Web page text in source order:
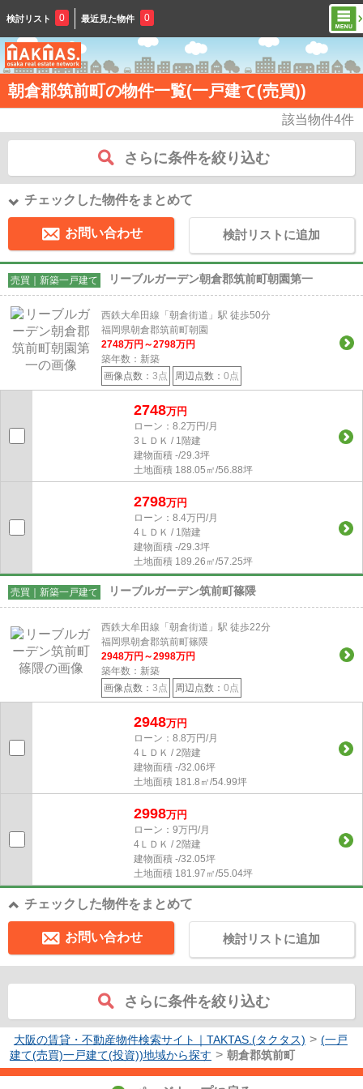
検討リスト 0 最近見た物件 0
朝倉郡筑前町の物件一覧(一戸建て(売買))
該当物件4件
さらに条件を絞り込む
チェックした物件をまとめて
お問い合わせ 検討リストに追加
売買｜新築一戸建て リーブルガーデン朝倉郡筑前町朝園第一
西鉄大牟田線「朝倉街道」駅 徒歩50分
福岡県朝倉郡筑前町朝園
2748万円～2798万円
築年数：新築
画像点数： 3点 周辺点数： 0点
2748万円
ローン：8.2万円/月
3ＬＤＫ / 1階建
建物面積 -/29.3坪
土地面積 188.05㎡/56.88坪
2798万円
ローン：8.4万円/月
4ＬＤＫ / 1階建
建物面積 -/29.3坪
土地面積 189.26㎡/57.25坪
売買｜新築一戸建て リーブルガーデン筑前町篠隈
西鉄大牟田線「朝倉街道」駅 徒歩22分
福岡県朝倉郡筑前町篠隈
2948万円～2998万円
築年数：新築
画像点数： 3点 周辺点数： 0点
2948万円
ローン：8.8万円/月
4ＬＤＫ / 2階建
建物面積 -/32.06坪
土地面積 181.8㎡/54.99坪
2998万円
ローン：9万円/月
4ＬＤＫ / 2階建
建物面積 -/32.05坪
土地面積 181.97㎡/55.04坪
チェックした物件をまとめて
お問い合わせ 検討リストに追加
さらに条件を絞り込む
大阪の賃貸・不動産物件検索サイト｜TAKTAS.(タクタス) > (一戸
建て(売買)一戸建て(投資))地域から探す > 朝倉郡筑前町